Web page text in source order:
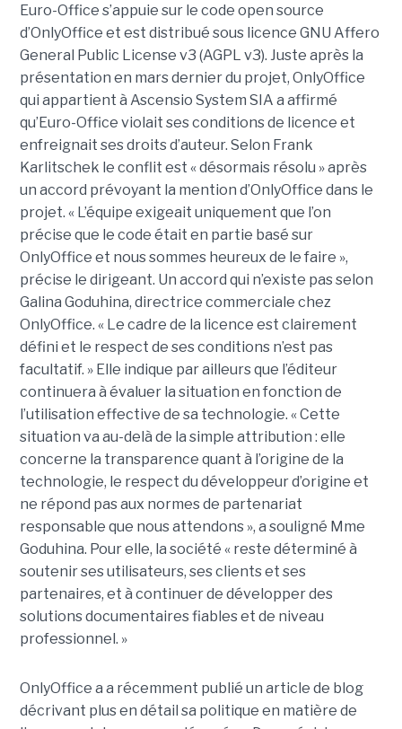
Euro-Office s’appuie sur le code open source
d’OnlyOffice et est distribué sous licence GNU Affero
General Public License v3 (AGPL v3). Juste après la
présentation en mars dernier du projet, OnlyOffice
qui appartient à Ascensio System SIA a affirmé
qu’Euro-Office violait ses conditions de licence et
enfreignait ses droits d’auteur. Selon Frank
Karlitschek le conflit est « désormais résolu » après
un accord prévoyant la mention d’OnlyOffice dans le
projet. « L’équipe exigeait uniquement que l’on
précise que le code était en partie basé sur
OnlyOffice et nous sommes heureux de le faire »,
précise le dirigeant. Un accord qui n’existe pas selon
Galina Goduhina, directrice commerciale chez
OnlyOffice. « Le cadre de la licence est clairement
défini et le respect de ses conditions n’est pas
facultatif. » Elle indique par ailleurs que l’éditeur
continuera à évaluer la situation en fonction de
l’utilisation effective de sa technologie. « Cette
situation va au-delà de la simple attribution : elle
concerne la transparence quant à l’origine de la
technologie, le respect du développeur d’origine et
ne répond pas aux normes de partenariat
responsable que nous attendons », a souligné Mme
Goduhina. Pour elle, la société « reste déterminé à
soutenir ses utilisateurs, ses clients et ses
partenaires, et à continuer de développer des
solutions documentaires fiables et de niveau
professionnel. »
OnlyOffice a a récemment publié un article de blog
décrivant plus en détail sa politique en matière de